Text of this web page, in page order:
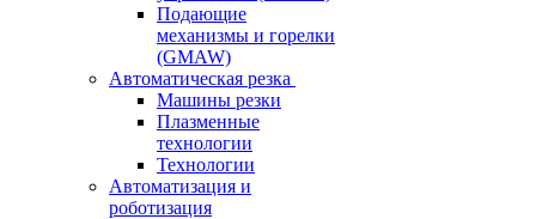
Подающие
механизмы и горелки
(GMAW)
Автоматическая резка
Машины резки
Плазменные
технологии
Технологии
Автоматизация и
роботизация